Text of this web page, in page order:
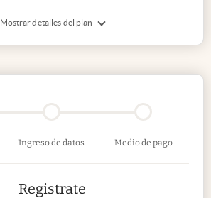
Mostrar detalles del plan
Ingreso de datos Medio de pago
Registrate